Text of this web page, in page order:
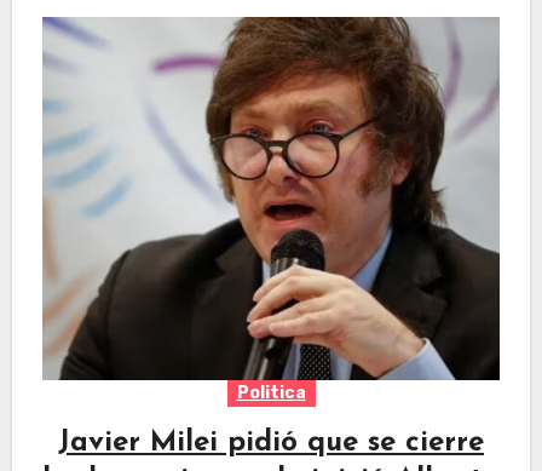
Politica
Javier Milei pidió que se cierre